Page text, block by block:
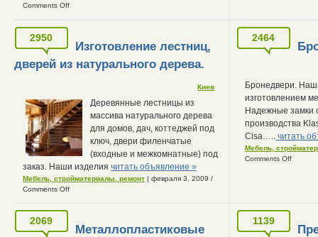
Comments Off
2950
Изготовление лестниц,
дверей из натурального дерева.
Киев
Деревянные лестницы из
массива натурального дерева
для домов, дач, коттеджей под
ключ, двери филенчатые
(входные и межкомнатные) под
заказ. Наши изделия читать объявление »
Мебель, стройматериалы, ремонт | февраля 3, 2009 /
Comments Off
2464
Бронедвери.
изготовлением
Надежные замки
производства
Cisa….. читать
Мебель,
Comments Off
2069
Металлопластиковые
1139